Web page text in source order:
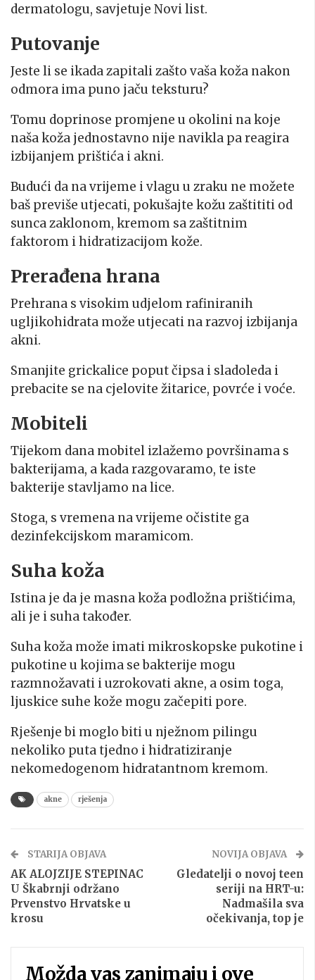
dermatologu, savjetuje Novi list.
Putovanje
Jeste li se ikada zapitali zašto vaša koža nakon
odmora ima puno jaču teksturu?
Tomu doprinose promjene u okolini na koje
naša koža jednostavno nije navikla pa reagira
izbijanjem prištića i akni.
Budući da na vrijeme i vlagu u zraku ne možete
baš previše utjecati, pokušajte kožu zaštititi od
sunca zaklonom, kremom sa zaštitnim
faktorom i hidratizacijom kože.
Prerađena hrana
Prehrana s visokim udjelom rafiniranih
ugljikohidrata može utjecati na razvoj izbijanja
akni.
Smanjite grickalice poput čipsa i sladoleda i
prebacite se na cjelovite žitarice, povrće i voće.
Mobiteli
Tijekom dana mobitel izlažemo površinama s
bakterijama, a kada razgovaramo, te iste
bakterije stavljamo na lice.
Stoga, s vremena na vrijeme očistite ga
dezinfekcijskom maramicom.
Suha koža
Istina je da je masna koža podložna prištićima,
ali je i suha također.
Suha koža može imati mikroskopske pukotine i
pukotine u kojima se bakterije mogu
razmnožavati i uzrokovati akne, a osim toga,
ljuskice suhe kože mogu začepiti pore.
Rješenje bi moglo biti u nježnom pilingu
nekoliko puta tjedno i hidratiziranje
nekomedogenom hidratantnom kremom.
akne rješenja
STARIJA OBJAVA
AK ALOJZIJE STEPINAC
U Škabrnji održano
Prvenstvo Hrvatske u
krosu
NOVIJA OBJAVA
Gledatelji o novoj teen
seriji na HRT-u:
Nadmašila sva
očekivanja, top je
Možda vas zanimaju i ove